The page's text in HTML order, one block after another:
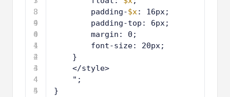
8
3
9
4
0
4
1
4
2
4
3
4
4
4
5
4
padding-$x: 16px;
padding-top: 6px;
margin: 0;
font-size: 20px;
}
</style>
";
}